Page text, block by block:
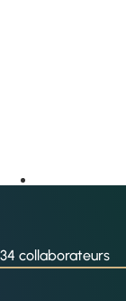
34 collaborateurs